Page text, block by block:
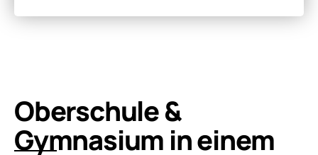
Oberschule &
Gymnasium in einem